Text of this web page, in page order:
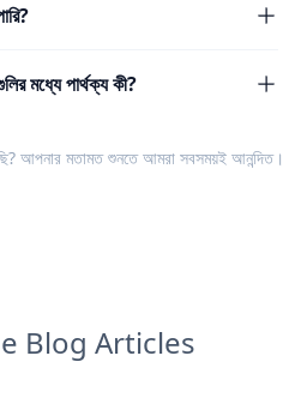
মধ্যে পার্থক্য কী?
আপনার মতামতশুনতে আমরা সবসময়ই আনন্দিত।
Blog Articles